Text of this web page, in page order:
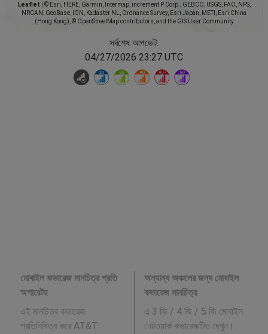
Leaflet
© Esri, HERE, Garmin, Intermap, increment P Corp., GEBCO, USGS, FAO, NPS,
NRCAN, GeoBase, IGN, Kadaster NL, Ordnance Survey, Esri Japan, METI, Esri China
(Hong Kong), © OpenStreetMap contributors, and the GIS User Community
সর্বশেষ আপডেট:
04/27/2026 23:27 UTC
মোবাইল কভারেজ মানচিত্র প্রতি
অপারেটর
এই মানচিত্র কভারেজ
প্রতিনিধিত্ব করে AT&T
অন্যান্য অঞ্চলের জন্য মোবাইল
কভারেজ মানচিত্র
এ 3 জি / 4 জি / 5 জি মোবাইল
নেটওয়ার্ক কভারেজটিও দেখুন।: